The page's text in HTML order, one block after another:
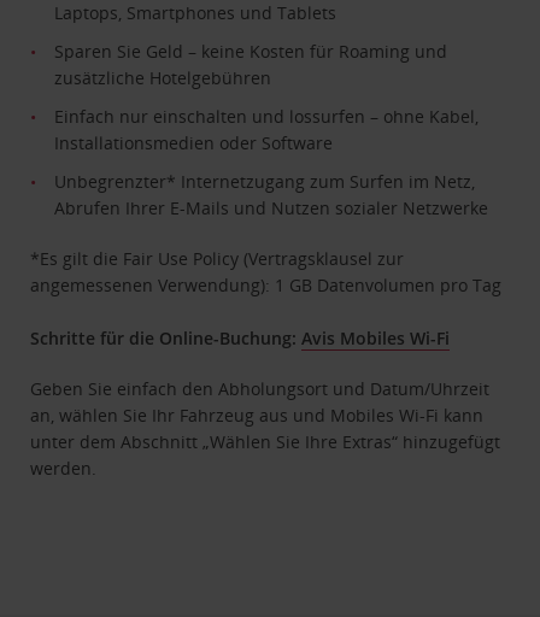
Laptops, Smartphones und Tablets
Sparen Sie Geld – keine Kosten für Roaming und
zusätzliche Hotelgebühren
Einfach nur einschalten und lossurfen – ohne Kabel,
Installationsmedien oder Software
Unbegrenzter* Internetzugang zum Surfen im Netz,
Abrufen Ihrer E-Mails und Nutzen sozialer Netzwerke
*Es gilt die Fair Use Policy (Vertragsklausel zur
angemessenen Verwendung): 1 GB Datenvolumen pro Tag
Schritte für die Online-Buchung:Avis Mobiles Wi-Fi
Geben Sie einfach den Abholungsort und Datum/Uhrzeit
an, wählen Sie Ihr Fahrzeug aus und Mobiles Wi-Fi kann
unter dem Abschnitt „Wählen Sie Ihre Extras“ hinzugefügt
werden.